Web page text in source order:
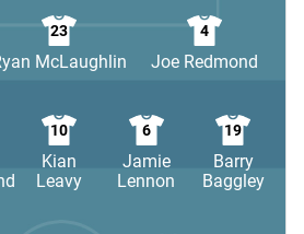
23
McLaughlin
4
Joe Redmond
10
Kian
Leavy
6
Jamie
Lennon
19
Barry
Baggley